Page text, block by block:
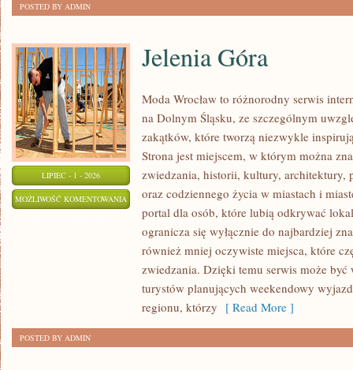
POSTED BY ADMIN
LIPIEC - 1 - 2026
MOŻLIWOŚĆ KOMENTOWANIA JELENIA
GÓRA
Jelenia Góra
Moda Wrocław to różnorodny serwis
na Dolnym Śląsku, ze szczególnym
zakątków, które tworzą niezwykle
Strona jest miejscem, w którym można
zwiedzania, historii, kultury, architektury,
oraz codziennego życia w miastach i
portal dla osób, które lubią odkrywać
ogranicza się wyłącznie do najbardziej
również mniej oczywiste miejsca, które
zwiedzania. Dzięki temu serwis może
turystów planujących weekendowy
regionu, którzy [ Read More ]
POSTED BY ADMIN